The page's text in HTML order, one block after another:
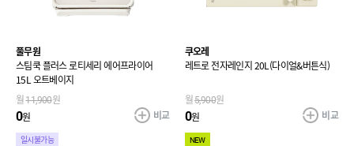
풀무원
스팀쿡 플러스 로티세리 에어프라이어
15L 오트베이지
월11,900원
0원
일시불가능
비교
쿠오레
레트로 전자레인지 20L(다이얼&버튼식)
월5,900원
0원
NEW
비교